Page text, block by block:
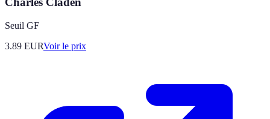
Seuil GF
3.89 EURVoir le prix